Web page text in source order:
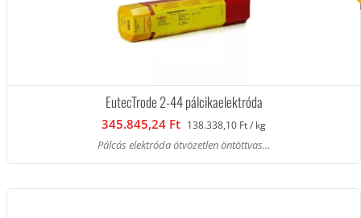
EutecTrode 2-44 pálcikaelektróda
345.845,24 Ft 138.338,10 Ft / kg
Pálcás elektróda ötvözetlen öntöttvas...